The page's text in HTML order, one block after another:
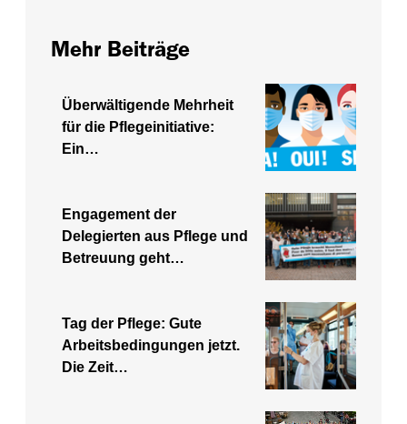
Mehr Beiträge
Überwältigende Mehrheit
für die Pflegeinitiative:
Ein…
Engagement der
Delegierten aus Pflege und
Betreuung geht…
Tag der Pflege: Gute
Arbeitsbedingungen jetzt.
Die Zeit…